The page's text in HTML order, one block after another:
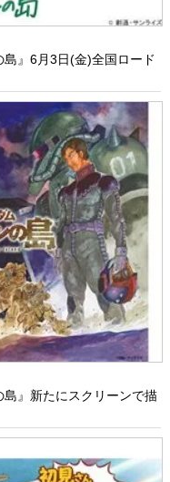
島』6月3日(金)全国ロード
島』新たにスクリーンで描